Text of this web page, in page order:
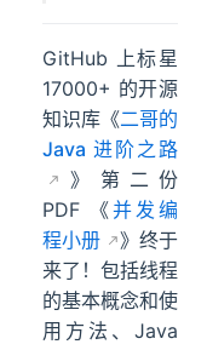
GitHub 上标星
17000+ 的开源
知识库《二哥的
Java 进阶之路
》第二份
PDF 《并发编
程小册
》终于
来了！包括线程
的基本概念和使
用方法、Java